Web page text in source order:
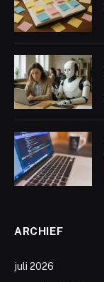
ARCHIEF
juli 2026